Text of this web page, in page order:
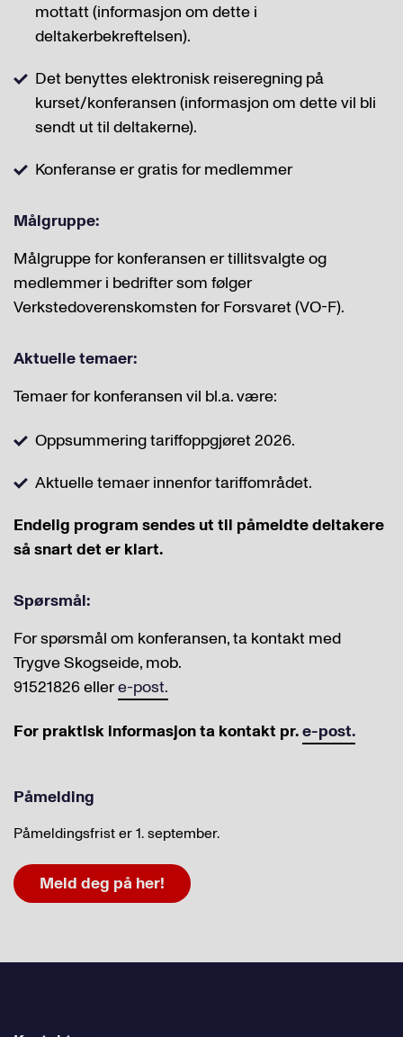
mottatt (informasjon om dette i
deltakerbekreftelsen).
Det benyttes elektronisk reiseregning på
kurset/konferansen (informasjon om dette vil bli
sendt ut til deltakerne).
Konferanse er gratis for medlemmer
Målgruppe:
Målgruppe for konferansen er tillitsvalgte og
medlemmer i bedrifter som følger
Verkstedoverenskomsten for Forsvaret (VO-F).
Aktuelle temaer:
Temaer for konferansen vil bl.a. være:
Oppsummering tariffoppgjøret 2026.
Aktuelle temaer innenfor tariffområdet.
Endelig program sendes ut til påmeldte deltakere
så snart det er klart.
Spørsmål:
For spørsmål om konferansen, ta kontakt med
Trygve Skogseide, mob.
91521826 ellere-post.
For praktisk informasjon ta kontakt pr.e-post.
Påmelding
Påmeldingsfrist er 1. september.
Meld deg på her!